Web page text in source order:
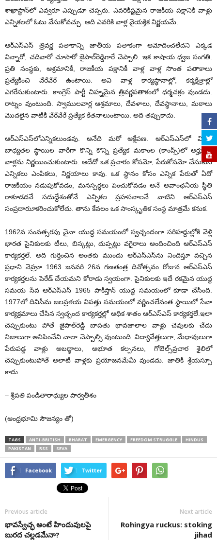
శాఖాస్థాన్‌లో ఎవ్వరూ ఎప్పుడూ చెప్పరు. ఎవరికిష్టమైన రాజకీయ పక్షానికి వాళ్లు
ఎన్నికలలో ఓటు వేసుకోవచ్చు. అది ఎవరికి వాళ్ల వైయక్తిక నిర్ణయమే.
ఆర్‌ఎస్‌ఎస్ త్రివర్ణ పతాకాన్ని జాతీయ పతాకంగా ఆమోదించలేదని ఎక్కడ
విన్నారో, చదివారో చూసారో జైపాల్‌రెడ్డిగారే చెప్పాలి. ఇక కాషాయ ధ్వజ సంగతి.
ప్రతి సంస్థకు, ఆశ్రమానికీ, రాజకీయ పక్షానికీ వాళ్ల వాళ్ల సొంత పతాకాలు
ప్రత్యేకించి వేరేవేరే ఉంటాయి. అవి వాళ్ల కార్యస్థానాల్లో, కర్మక్షేత్రాల్లో
ఎగరేసుకుంటారు. కాంగ్రెస్ పార్టీ చిహ్నమైన త్రివర్ణపతాకంలో ధర్మచక్రం వుండదు.
రాట్నం వుంటుంది. స్వాములవార్ల ఆశ్రమాలు, దేవళాలు, దేవస్థానాలు, మఠాలు
మొదలైన వాటికి వేరేవేరే ప్రత్యేక కేతనాలుంటాయి. అది తప్పుకాదు.
ఆర్‌ఎస్‌ఎస్‌లోఎన్నికలుండవు. అనేది మరో ఆక్షేపణ. ఆర్‌ఎస్‌ఎస్‌లో వివిధ
బాధ్యతల స్థాయిల వారీగా కొన్ని కొన్ని ప్రత్యేక మకాంల (కాంప్స్)లో అర్హులైన
వాళ్లను నిర్ణయించుకుంటారు. అదేదో ఒక ప్రచారం కోసమో, పేరుకోసమో చేసుకునే
ఎన్నికలు ఎంపికలు, నిర్ణయాలు కావు. ఒక స్థానం కోసం ఎన్నిక పేరుతో ఏదో
రాజకీయం నడుపుకోవడం, మనస్పర్ధలు పెంచుకోవడం అనే అవాంఛనీయ స్థితి
రాకూడదనే సదుద్దేశంతోనే ఎన్నికల ప్రహసనాలనే వాటిని ఆర్‌ఎస్‌ఎస్
సంప్రదారుూకరించుకోలేదు. తాను కేవలం ఒక సాంస్కృతిక సంస్థ మాత్రమే కనుక.
1962వ సంవత్సరపు చైనా యుద్ధ సమయంలో స్వచ్ఛందంగా సరిహద్దుల్లోకి వెళ్లి
భారత సైనికులకు టీలు, బిస్కట్లు, దుప్పట్లు వగైరాలు అందించింది ఆర్‌ఎస్‌ఎస్
కార్యకర్తలే. అది గుర్తించిన అంతకు ముందు ఆర్‌ఎస్‌ఎస్‌ను నిందిస్తూ వచ్చిన
ప్రధాని నెహ్రూ 1963 జనవరి 26న గణతంత్ర దినోత్సవం రోజున ఆర్‌ఎస్‌ఎస్
కార్యకర్తలను పెరేడ్ చేయమని కోరాడు స్వయంగా. సైనికులకు ఇదే రకమైన యుద్ధ
సమయ సేవ ఆర్‌ఎస్‌ఎస్ 1965 పాకిస్తాన్ యుద్ధ సమయంలో కూడా చేసింది.
1977లో దివిసీమ జలప్రళయ విపత్తు సమయంలో వర్ణించలేనంత స్థాయిలో సేవా
కార్యక్రమాలు చేసిన స్వచ్చంద కార్యకర్తల్లో అధిక శాతం ఆర్‌ఎస్‌ఎస్ కార్యకర్తలే.ఇలా
చెప్పుకుంటు పోతే జైపాల్‌రెడ్డి బాపతు భావజాలాల వాళ్లు చెవులకు చేదు
నిజాలుగా అనిపించేవి చాలా చెప్పాల్సి వుంటుంది. విద్యావేత్తలుగా, మేధావులుగా
పేరుపడ్డ వాళ్లు అబద్ధాలు, అభూత కల్పనలు, గోబెల్స్‌ప్రచార శైలిలో
చెప్పుకుంటుపోతే అలాటి వాళ్లకు ప్రయోజనమేమీ వుండదు. జాతికి శ్రేయస్సూ
కాదు.
– శ్రీపతి పండితారాధ్యుల పార్వతీశం
(ఆంధ్రభూమి సౌజన్యం తో)
TAGS ANTI-BRITISH BHARAT EMERGENCY FREEDOM STRUGGLE
HINDUS
PAKISTAN
RSS SEVA
Facebook Twitter
Previous article
భావస్వేచ్ఛ అంటే హిందువులపై
బురద చల్లడమేనా?
Next article
Rohingya ruckus: stoking
jihad